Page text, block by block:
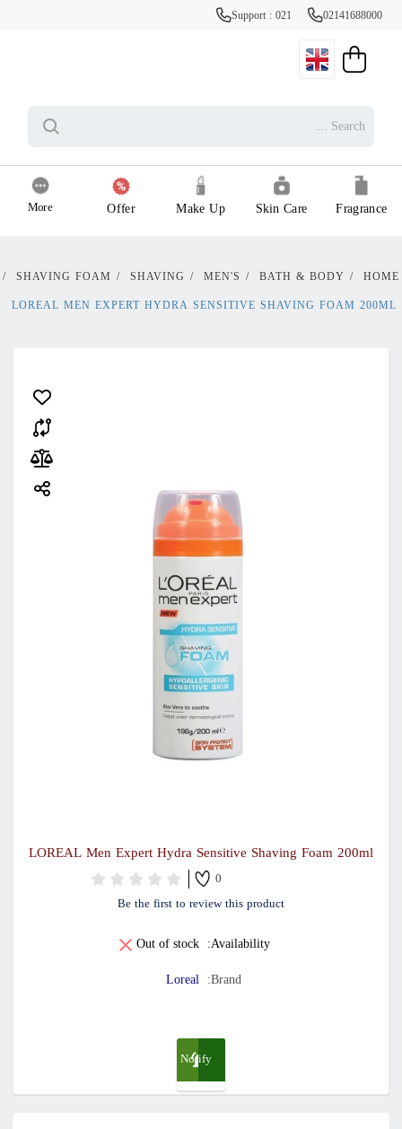
Support : 021 02141688000
Fragrance
Skin Care
Make Up
Offer
More
HOME
/
BATH & BODY
/
MEN'S
/
SHAVING
/
SHAVING FOAM
/
LOREAL MEN EXPERT HYDRA SENSITIVE SHAVING FOAM 200ML
LOREAL Men Expert Hydra Sensitive Shaving Foam 200ml
0
Be the first to review this product
Availability:
Out of stock
Brand:
Loreal
Notify